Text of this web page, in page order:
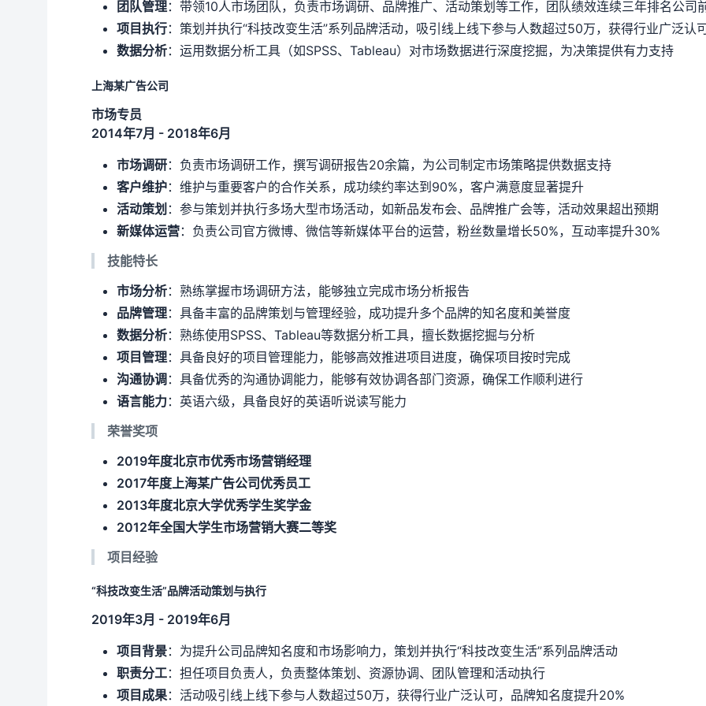
团队管理：带领10人市场团队，负责市场调研、品牌推广、活动策划等工作，团队绩效连续三年排名公司
项目执行：策划并执行“科技改变生活”系列品牌活动，吸引线上线下参与人数超过50万，获得行业广泛认
数据分析：运用数据分析工具（如SPSS、Tableau）对市场数据进行深度挖掘，为决策提供有力支持
上海某广告公司
市场专员
2014年7月 - 2018年6月
市场调研：负责市场调研工作，撰写调研报告20余篇，为公司制定市场策略提供数据支持
客户维护：维护与重要客户的合作关系，成功续约率达到90%，客户满意度显著提升
活动策划 ：参与策划并执行多场大型市场活动，如新品发布会、品牌推广会等，活动效果超出预期
新媒体运营：负责公司官方微博、微信等新媒体平台的运营，粉丝数量增长50%，互动率提升30%
技能特长
市场分析：熟练掌握市场调研方法，能够独立完成市场分析报告
品牌管理：具备丰富的品牌策划与管理经验，成功提升多个品牌的知名度和美誉度
数据分析：熟练使用SPSS、Tableau等数据分析工具，擅长数据挖掘与分析
项目管理：具备良好的项目管理能力，能够高效推进项目进度，确保项目按时完成
沟通协调：具备优秀的沟通协调能力，能够有效协调各部门资源，确保工作顺利进行
语言能力：英语六级，具备良好的英语听说读写能力
荣誉奖项
2019年度北京市优秀市场营销经理
2017年度上海某广告公司优秀员工
2013年度北京大学优秀学生奖学金
2012年全国大学生市场营销大赛二等奖
项目经验
“科技改变生活”品牌活动策划与执行
2019年3月 - 2019年6月
项目背景：为提升公司品牌知名度和市场影响力，策划并执行“科技改变生活”系列品牌活动
职责分工：担任项目负责人，负责整体策划、资源协调、团队管理和活动执行
项目成果：活动吸引线上线下参与人数超过50万，获得行业广泛认可，品牌知名度提升20%